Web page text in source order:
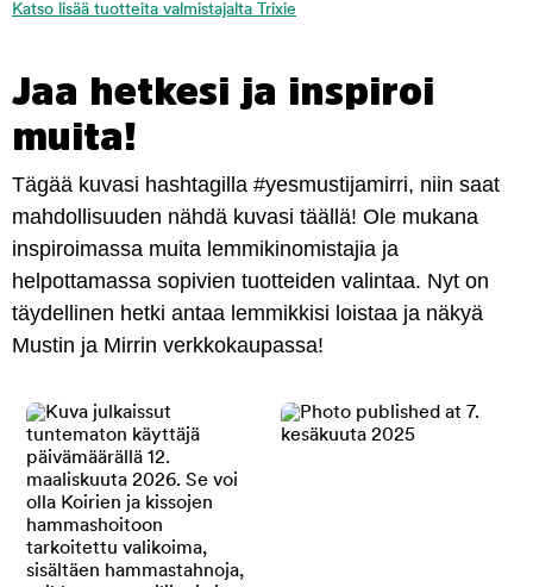
Katso lisää tuotteita valmistajalta Trixie
Jaa hetkesi ja inspiroi
muita!
Tägää kuvasi hashtagilla #yesmustijamirri, niin saat
mahdollisuuden nähdä kuvasi täällä! Ole mukana
inspiroimassa muita lemmikinomistajia ja
helpottamassa sopivien tuotteiden valintaa. Nyt on
täydellinen hetki antaa lemmikkisi loistaa ja näkyä
Mustin ja Mirrin verkkokaupassa!